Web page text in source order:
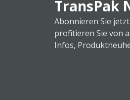
TransPak
Abonnieren Sie
profitieren Sie von
Infos,